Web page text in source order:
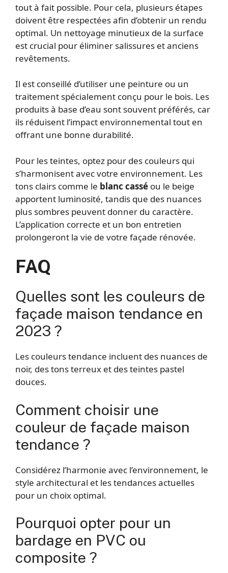
tout à fait possible. Pour cela, plusieurs étapes
doivent être respectées afin d’obtenir un rendu
optimal. Un nettoyage minutieux de la surface
est crucial pour éliminer salissures et anciens
revêtements.
Il est conseillé d’utiliser une peinture ou un
traitement spécialement conçu pour le bois. Les
produits à base d’eau sont souvent préférés, car
ils réduisent l’impact environnemental tout en
offrant une bonne durabilité.
Pour les teintes, optez pour des couleurs qui
s’harmonisent avec votre environnement. Les
tons clairs comme le blanc cassé ou le beige
apportent luminosité, tandis que des nuances
plus sombres peuvent donner du caractère.
L’application correcte et un bon entretien
prolongeront la vie de votre façade rénovée.
FAQ
Quelles sont les couleurs de
façade maison tendance en
2023 ?
Les couleurs tendance incluent des nuances de
noir, des tons terreux et des teintes pastel
douces.
Comment choisir une
couleur de façade maison
tendance ?
Considérez l’harmonie avec l’environnement, le
style architectural et les tendances actuelles
pour un choix optimal.
Pourquoi opter pour un
bardage en PVC ou
composite ?